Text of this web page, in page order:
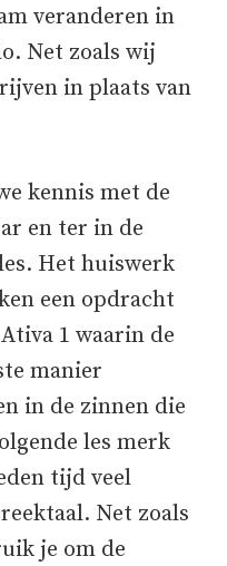
veranderen in
Net zoals wij
in plaats van
kennis met de
en ter in de
Het huiswerk
een opdracht
1 waarin de
manier
in de zinnen die
les merk
tijd veel
Net zoals
je om de